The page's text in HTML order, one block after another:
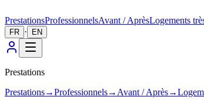
PrestationsProfessionnelsAvant / AprèsLogements
FR · EN
Prestations
Prestations→Professionnels→ Avant / Après→